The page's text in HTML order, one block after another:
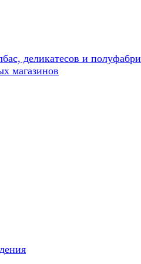
деликатесов и
магазинов